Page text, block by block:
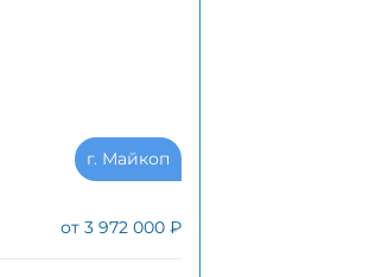
г. Майкоп
от 3 972 000 ₽